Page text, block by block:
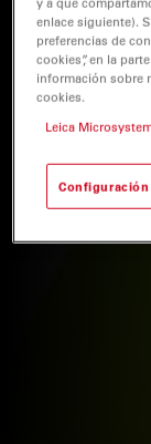
enlace siguiente).
preferencias de
cookies”, en la
información sobre
cookies.
Leica